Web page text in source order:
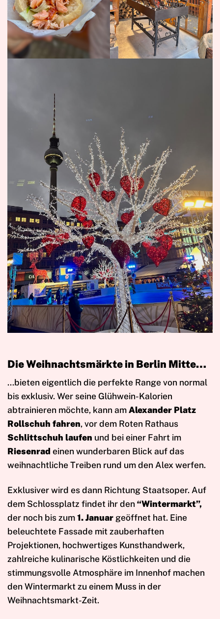
Die Weihnachtsmärkte in Berlin Mitte…
…bieten eigentlich die perfekte Range von normal
bis exklusiv. Wer seine Glühwein-Kalorien
abtrainieren möchte, kann amAlexander Platz
Rollschuh fahren, vor dem Roten Rathaus
Schlittschuh laufen und bei einer Fahrt im
Riesenrad einen wunderbaren Blick auf das
weihnachtliche Treiben rund um den Alex werfen.
Exklusiver wird es dann Richtung Staatsoper. Auf
dem Schlossplatz findet ihr den“Wintermarkt”,
der noch bis zum1. Januar geöffnet hat. Eine
beleuchtete Fassade mit zauberhaften
Projektionen, hochwertiges Kunsthandwerk,
zahlreiche kulinarische Köstlichkeiten und die
stimmungsvolle Atmosphäre im Innenhof machen
den Wintermarkt zu einem Muss in der
Weihnachtsmarkt-Zeit.